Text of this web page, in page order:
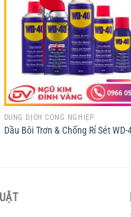
DUNG DỊCH CÔNG NGHIỆP
Dầu Bôi Trơn & Chống Rỉ Sét WD-